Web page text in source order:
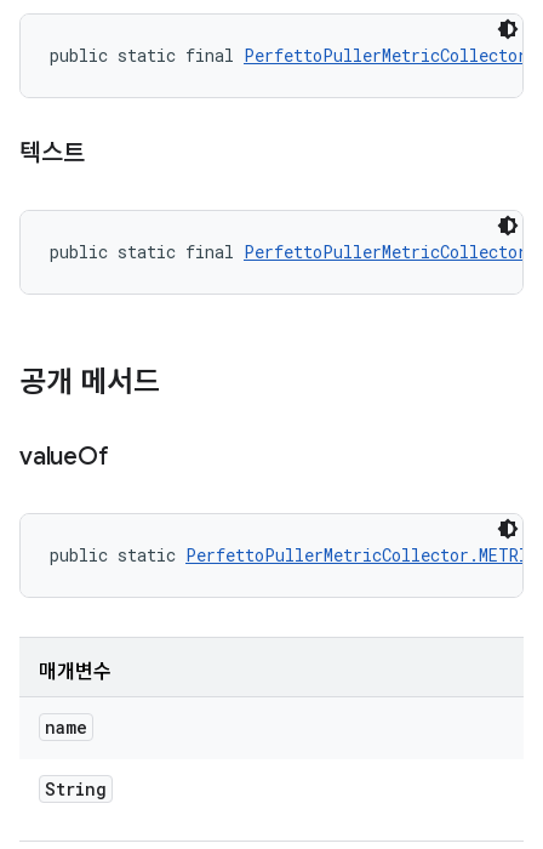
public static final
텍스트
public static final
공개 메서드
valueOf
public static
매개변수
name
String